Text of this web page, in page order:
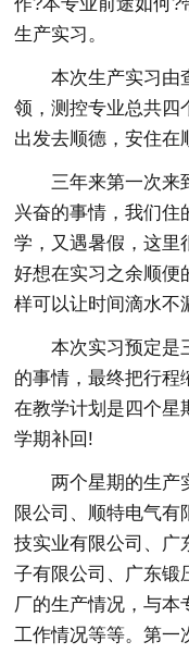
生产实习。
本次生产实习由
领，测控专业总共四
出发去顺德，安住在
三年来第一次来
兴奋的事情，我们住
学，又遇暑假，这里
好想在实习之余顺便
样可以让时间滴水不
本次实习预定是
的事情，最终把行程
在教学计划是四个星
学期补回!
两个星期的生产
限公司、顺特电气
技实业有限公司、广
子有限公司、广东锻
厂的生产情况，与本
工作情况等等。第一